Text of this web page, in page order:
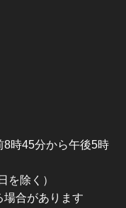
8時45分から午後5時
を除く）
合があります